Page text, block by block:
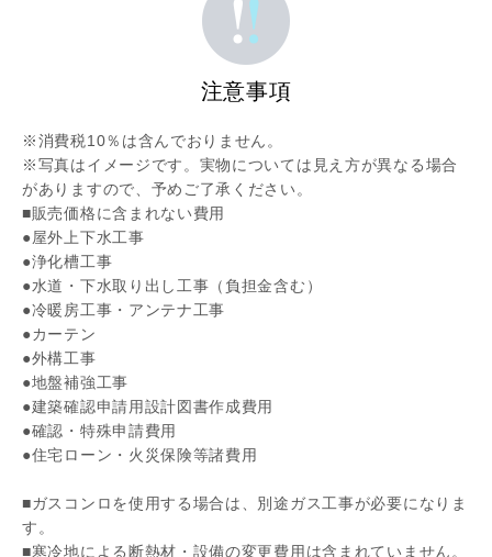
注意事項
※消費税10％は含んでおりません。
※写真はイメージです。実物については見え方が異なる場合
がありますので、予めご了承ください。
■販売価格に含まれない費用
●屋外上下水工事
●浄化槽工事
●水道・下水取り出し工事（負担金含む）
●冷暖房工事・アンテナ工事
●カーテン
●外構工事
●地盤補強工事
●建築確認申請用設計図書作成費用
●確認・特殊申請費用
●住宅ローン・火災保険等諸費用
■ガスコンロを使用する場合は、別途ガス工事が必要になりま
す。
■寒冷地による断熱材・設備の変更費用は含まれていません。